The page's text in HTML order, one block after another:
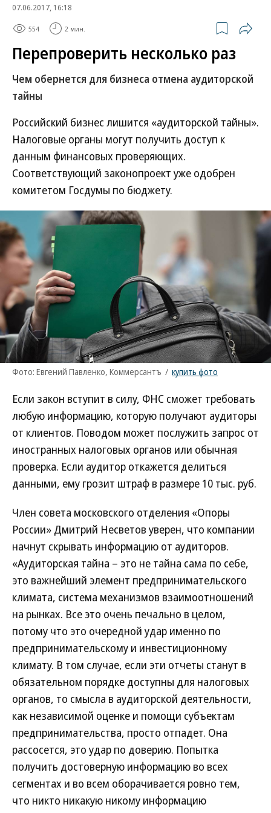
07.06.2017, 16:18
554 2 мин.
Перепроверить несколько раз
Чем обернется для бизнеса отмена аудиторской
тайны
Российский бизнес лишится «аудиторской тайны».
Налоговые органы могут получить доступ к
данным финансовых проверяющих.
Соответствующий законопроект уже одобрен
комитетом Госдумы по бюджету.
Фото: Евгений Павленко, Коммерсантъ / купить фото
Если закон вступит в силу, ФНС сможет требовать
любую информацию, которую получают аудиторы
от клиентов. Поводом может послужить запрос от
иностранных налоговых органов или обычная
проверка. Если аудитор откажется делиться
данными, ему грозит штраф в размере 10 тыс. руб.
Член совета московского отделения «Опоры
России» Дмитрий Несветов уверен, что компании
начнут скрывать информацию от аудиторов.
«Аудиторская тайна – это не тайна сама по себе,
это важнейший элемент предпринимательского
климата, система механизмов взаимоотношений
на рынках. Все это очень печально в целом,
потому что это очередной удар именно по
предпринимательскому и инвестиционному
климату. В том случае, если эти отчеты станут в
обязательном порядке доступны для налоговых
органов, то смысла в аудиторской деятельности,
как независимой оценке и помощи субъектам
предпринимательства, просто отпадет. Она
рассосется, это удар по доверию. Попытка
получить достоверную информацию во всех
сегментах и во всем оборачивается ровно тем,
что никто никакую никому информацию